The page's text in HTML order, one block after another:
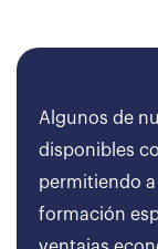
Algunos de
disponibles
permitiendo
formación